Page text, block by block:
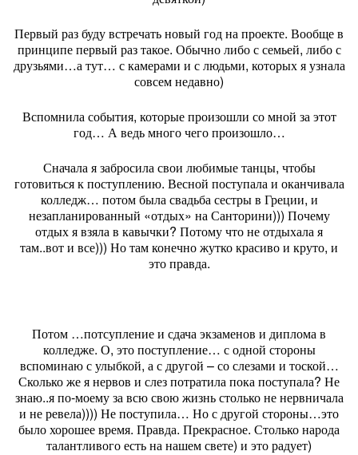
Первый раз буду встречать новый год на проекте. Вообще в
принципе первый раз такое. Обычно либо с семьей, либо с
друзьями…а тут… с камерами и с людьми, которых я узнала
совсем недавно)
Вспомнила события, которые произошли со мной за этот
год… А ведь много чего произошло…
Сначала я забросила свои любимые танцы, чтобы
готовиться к поступлению. Весной поступала и оканчивала
колледж… потом была свадьба сестры в Греции, и
незапланированный «отдых» на Санторини))) Почему
отдых я взяла в кавычки? Потому что не отдыхала я
там..вот и все))) Но там конечно жутко красиво и круто, и
это правда.
Потом …потсупление и сдача экзаменов и диплома в
колледже. О, это поступление… с одной стороны
вспоминаю с улыбкой, а с другой – со слезами и тоской…
Сколько же я нервов и слез потратила пока поступала? Не
знаю..я по-моему за всю свою жизнь столько не нервничала
и не ревела)))) Не поступила… Но с другой стороны…это
было хорошее время. Правда. Прекрасное. Столько народа
талантливого есть на нашем свете) и это радует)